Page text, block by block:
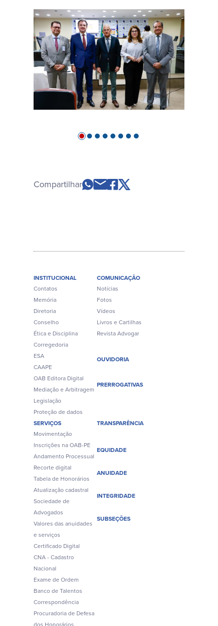
Compartilhar
INSTITUCIONAL
Contatos
Memória
Diretoria
Conselho
Ética e Disciplina
Corregedoria
ESA
CAAPE
OAB Editora Digital
Mediação e Arbitragem
Legislação
Proteção de dados
COMUNICAÇÃO
Notícias
Fotos
Vídeos
Livros e Cartilhas
Revista Advogar
OUVIDORIA
PRERROGATIVAS
SERVIÇOS
Movimentação
Inscrições na OAB-PE
Andamento Processual
Recorte digital
Tabela de Honorários
Atualização cadastral
Sociedade de
Advogados
Valores das anuidades
e serviços
Certificado Digital
CNA - Cadastro
Nacional
Exame de Ordem
Banco de Talentos
Correspondência
Procuradoria de Defesa
TRANSPARÊNCIA
EQUIDADE
ANUIDADE
INTEGRIDADE
SUBSEÇÕES